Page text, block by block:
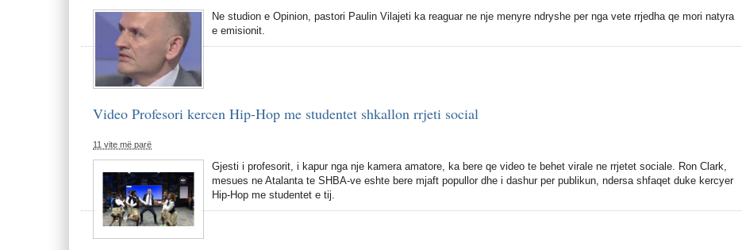
Ne studion e Opinion, pastori Paulin Vilajeti ka reaguar ne nje menyre ndryshe per nga vete rrjedha qe mori natyra
e emisionit.
Video Profesori kercen Hip-Hop me studentet shkallon rrjeti social
11 vite më parë
Gjesti i profesorit, i kapur nga nje kamera amatore, ka bere qe video te behet virale ne rrjetet sociale. Ron Clark,
mesues ne Atalanta te SHBA-ve eshte bere mjaft popullor dhe i dashur per publikun, ndersa shfaqet duke kercyer
Hip-Hop me studentet e tij.